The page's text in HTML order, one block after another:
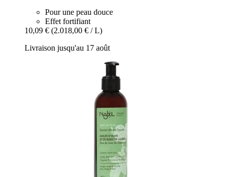
Pour une peau douce
Effet fortifiant
10,09 € (2.018,00 € / L)
Livraison jusqu'au 17 août